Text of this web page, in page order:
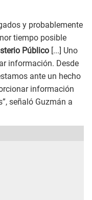
y probablemente
tiempo posible
Público [...] Uno
información. Desde
ante un hecho
información
señaló Guzmán a